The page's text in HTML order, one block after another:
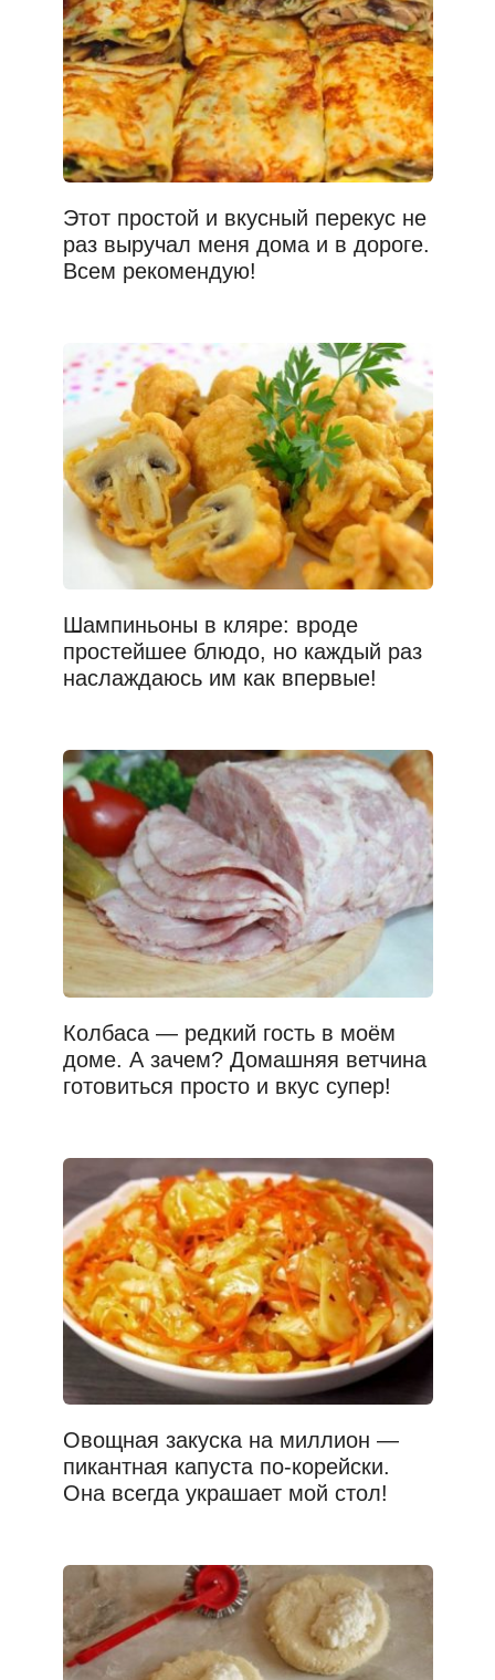
Этот простой и вкусный перекус не
раз выручал меня дома и в дороге.
Всем рекомендую!
Шампиньоны в кляре: вроде
простейшее блюдо, но каждый раз
наслаждаюсь им как впервые!
Колбаса — редкий гость в моём
доме. А зачем? Домашняя ветчина
готовиться просто и вкус супер!
Овощная закуска на миллион —
пикантная капуста по-корейски.
Она всегда украшает мой стол!